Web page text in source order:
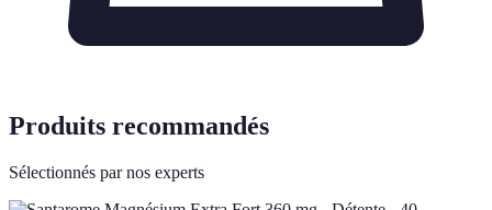
Produits recommandés
Sélectionnés par nos experts